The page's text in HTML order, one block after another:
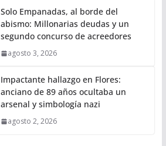
Solo Empanadas, al borde del
abismo: Millonarias deudas y un
segundo concurso de acreedores
agosto 3, 2026
Impactante hallazgo en Flores:
anciano de 89 años ocultaba un
arsenal y simbología nazi
agosto 2, 2026